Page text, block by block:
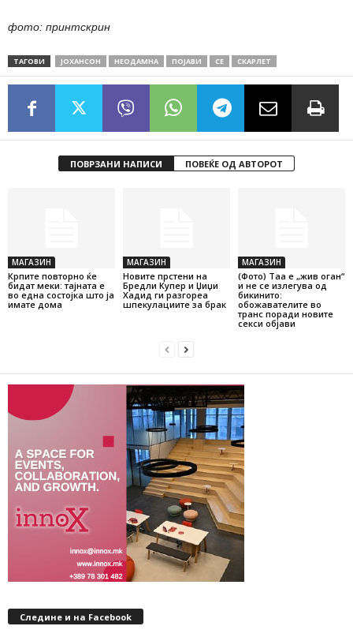
фото: принтскрин
ТАГОВИ ЈОХАНСОН НЕОДАМНА ПОЈАВИ СЕ СКАРЛЕТ
ПОВРЗАНИ НАПИСИ ПОВЕЌЕ ОД АВТОРОТ
МАГАЗИН
Крпите повторно ќе
бидат меки: тајната е
во една состојка што ја
имате дома
МАГАЗИН
Новите прстени на
Бредли Купер и Џиџи
Хадид ги разгореа
шпекулациите за брак
МАГАЗИН
(Фото) Таа е „жив оган“
и не се излегува од
бикинито:
обожавателите во
транс поради новите
секси објави
Следине и на Facebook